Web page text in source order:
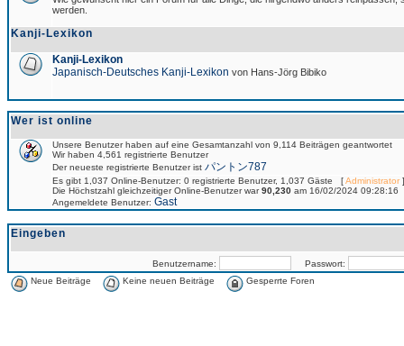
werden.
Kanji-Lexikon
Kanji-Lexikon
Japanisch-Deutsches Kanji-Lexikon von Hans-Jörg Bibiko
Wer ist online
Unsere Benutzer haben auf eine Gesamtanzahl von 9,114 Beiträgen geantwortet
Wir haben 4,561 registrierte Benutzer
Der neueste registrierte Benutzer ist パントン787
Es gibt 1,037 Online-Benutzer: 0 registrierte Benutzer, 1,037 Gäste [Administrator
Die Höchstzahl gleichzeitiger Online-Benutzer war90,230 am 16/02/2024 09:28:16
Angemeldete Benutzer: Gast
Eingeben
Benutzername:
Passwort:
Neue Beiträge
Keine neuen Beiträge Gesperrte Foren